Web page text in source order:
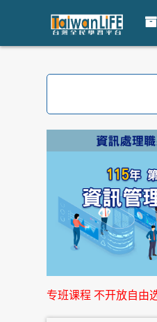
专班课程 不开放自由